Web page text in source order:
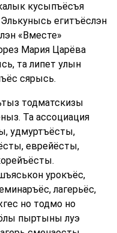
кусыпъёсъя
егитъёслэн
«Вместе»
Мария Царёва
та липет улын
сярысь.
тодматскизы
Та ассоциация
удмуртъёсты,
еврейёсты,
урокъёс,
лагерьёс,
но тодмо но
пыртыны луэ